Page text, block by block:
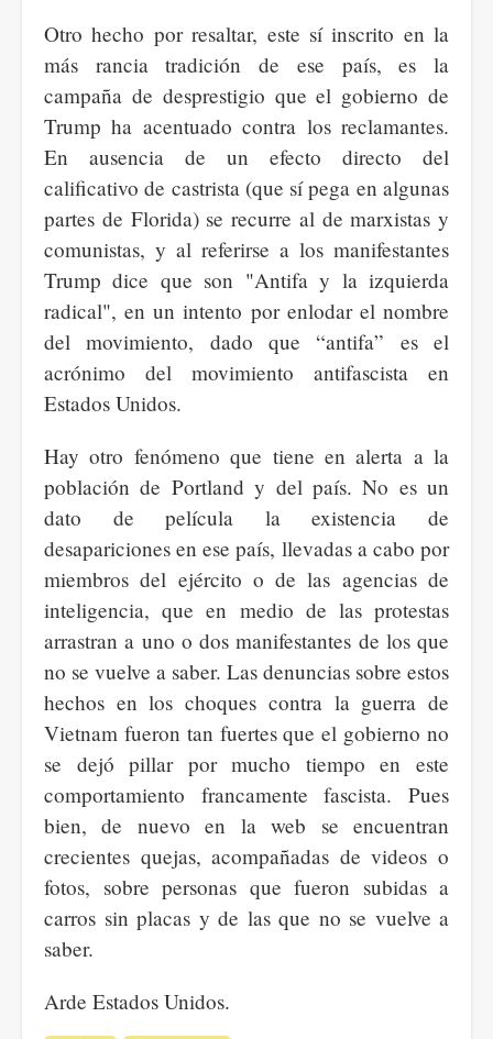
Otro hecho por resaltar, este sí inscrito en la
más rancia tradición de ese país, es la
campaña de desprestigio que el gobierno de
Trump ha acentuado contra los reclamantes.
En ausencia de un efecto directo del
calificativo de castrista (que sí pega en algunas
partes de Florida) se recurre al de marxistas y
comunistas, y al referirse a los manifestantes
Trump dice que son "Antifa y la izquierda
radical", en un intento por enlodar el nombre
del movimiento, dado que “antifa” es el
acrónimo del movimiento antifascista en
Estados Unidos.
Hay otro fenómeno que tiene en alerta a la
población de Portland y del país. No es un
dato de película la existencia de
desapariciones en ese país, llevadas a cabo por
miembros del ejército o de las agencias de
inteligencia, que en medio de las protestas
arrastran a uno o dos manifestantes de los que
no se vuelve a saber. Las denuncias sobre estos
hechos en los choques contra la guerra de
Vietnam fueron tan fuertes que el gobierno no
se dejó pillar por mucho tiempo en este
comportamiento francamente fascista. Pues
bien, de nuevo en la web se encuentran
crecientes quejas, acompañadas de videos o
fotos, sobre personas que fueron subidas a
carros sin placas y de las que no se vuelve a
saber.
Arde Estados Unidos.